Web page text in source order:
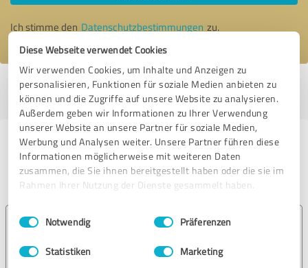
Diese Webseite verwendet Cookies
Wir verwenden Cookies, um Inhalte und Anzeigen zu
personalisieren, Funktionen für soziale Medien anbieten zu
können und die Zugriffe auf unsere Website zu analysieren.
Außerdem geben wir Informationen zu Ihrer Verwendung
unserer Website an unsere Partner für soziale Medien,
Werbung und Analysen weiter. Unsere Partner führen diese
Informationen möglicherweise mit weiteren Daten
zusammen, die Sie ihnen bereitgestellt haben oder die sie im
Rahmen Ihrer Nutzung der Dienste gesammelt haben.
Impressum Datenschutzbestimmungen
Einwilligungsauswahl
Notwendig Präferenzen
Statistiken Marketing
Ich stimme den Datenschutzbestimmungen zu.
Profil aktiv seit 31.01.2018 |Letzte Aktualisierung: 09.01.2019|Profil
melden
Erfahrungen zu weiteren
Anbietern aus dem Bereich
Beratung
Jens Hollmann